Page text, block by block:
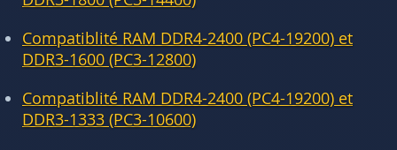
Compatiblité RAM DDR4-2400 (PC4-19200) et
DDR3-1600 (PC3-12800)
Compatiblité RAM DDR4-2400 (PC4-19200) et
DDR3-1333 (PC3-10600)